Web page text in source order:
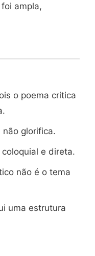
ampla,
o poema critica
não glorifica.
e direta.
não é o tema
uma estrutura